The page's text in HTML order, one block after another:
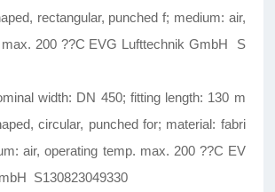
rectangular, punched f; medium: air,
max. 200 ??C EVG Lufttechnik GmbH S
width: DN 450; fitting length: 130 m
circular, punched for; material: fabri
air, operating temp. max. 200 ??C EV
S130823049330